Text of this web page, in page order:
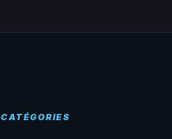
CATÉGORIES